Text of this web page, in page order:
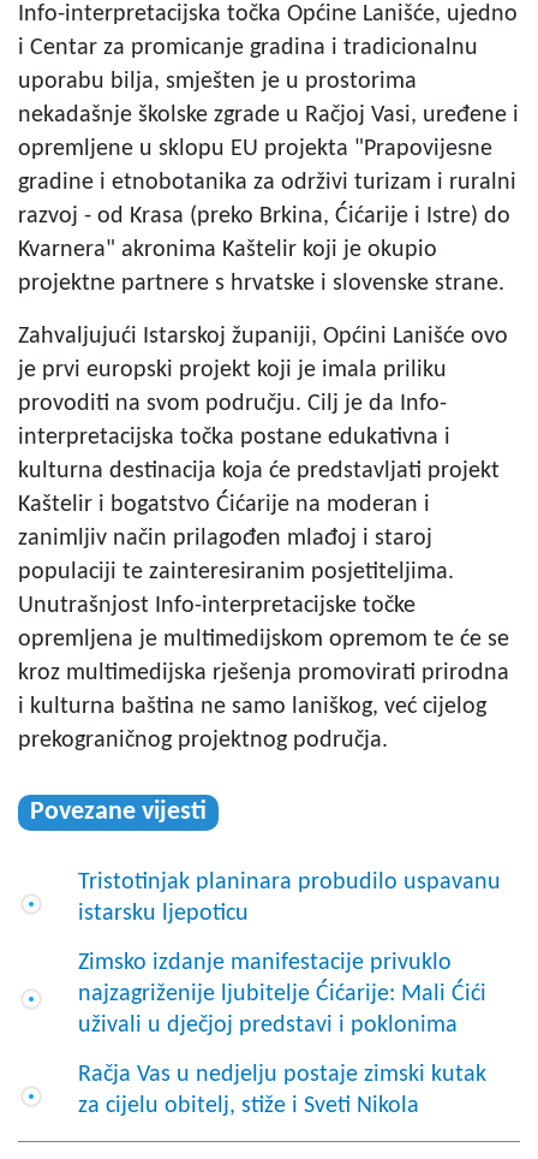
Info-interpretacijska točka Općine Lanišće, ujedno
i Centar za promicanje gradina i tradicionalnu
uporabu bilja, smješten je u prostorima
nekadašnje školske zgrade u Račjoj Vasi, uređene i
opremljene u sklopu EU projekta "Prapovijesne
gradine i etnobotanika za održivi turizam i ruralni
razvoj - od Krasa (preko Brkina, Ćićarije i Istre) do
Kvarnera" akronima Kaštelir koji je okupio
projektne partnere s hrvatske i slovenske strane.
Zahvaljujući Istarskoj županiji, Općini Lanišće ovo
je prvi europski projekt koji je imala priliku
provoditi na svom području. Cilj je da Info-
interpretacijska točka postane edukativna i
kulturna destinacija koja će predstavljati projekt
Kaštelir i bogatstvo Ćićarije na moderan i
zanimljiv način prilagođen mlađoj i staroj
populaciji te zainteresiranim posjetiteljima.
Unutrašnjost Info-interpretacijske točke
opremljena je multimedijskom opremom te će se
kroz multimedijska rješenja promovirati prirodna
i kulturna baština ne samo laniškog, već cijelog
prekograničnog projektnog područja.
Povezane vijesti
Tristotinjak planinara probudilo uspavanu
istarsku ljepoticu
Zimsko izdanje manifestacije privuklo
najzagriženije ljubitelje Ćićarije: Mali Ćići
uživali u dječjoj predstavi i poklonima
Račja Vas u nedjelju postaje zimski kutak
za cijelu obitelj, stiže i Sveti Nikola